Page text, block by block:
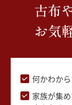
古布
お気
何かわか
家族が集